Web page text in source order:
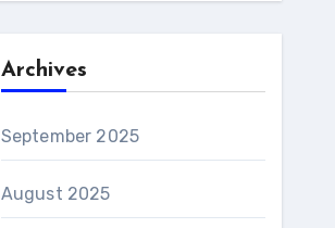
Archives
September 2025
August 2025